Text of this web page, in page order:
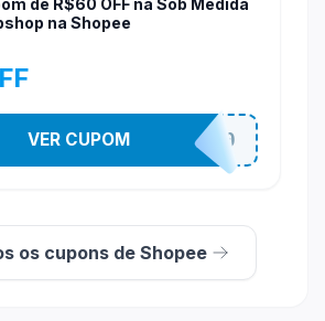
de R$60 OFF na Sob Medida
na Shopee
SOBM60400
VER CUPOM
os cupons de Shopee